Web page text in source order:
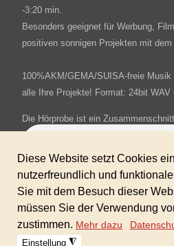
-3:20 min.
Besonders geeignet für Werbung,
positiven sonnigen Projekten mit dem
100%AKM/GEMA/SUISA-freie
alle Ihre Projekte! Format: 24bit WAV
Die Hörprobe ist ein
Sofortdownload nach erhaltener
Dieses Produkt ist in der